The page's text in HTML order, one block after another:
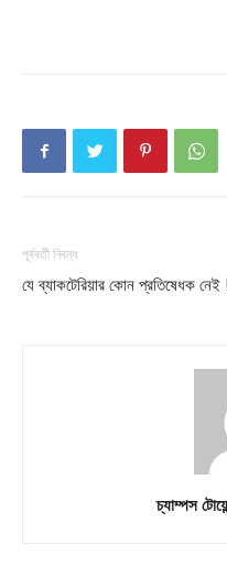
পূর্ববর্তী নিবন্ধ
যে ব্যাকটেরিয়ার কোন প্রতিষেধক নেই !
চ্যাম্পস